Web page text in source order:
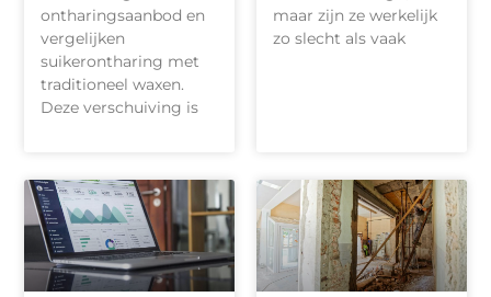
ontharingsaanbod en
vergelijken
suikerontharing met
traditioneel waxen.
Deze verschuiving is
maar zijn ze werkelijk
zo slecht als vaak